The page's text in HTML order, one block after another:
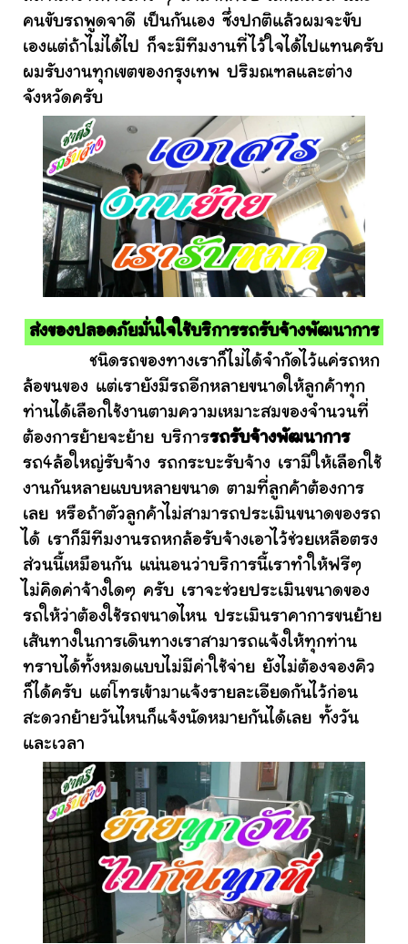
คนขับรถพูดจาดี เป็นกันเอง ซึ่งปกติแล้วผมจะขับ
เองแต่ถ้าไม่ได้ไป ก็จะมีทีมงานที่ไว้ใจได้ไปแทนครับ
ผมรับงานทุกเขตของกรุงเทพ ปริมณฑลและต่าง
จังหวัดครับ
ส่งของปลอดภัยมั่นใจใช้บริการรถรับจ้างพัฒนาการ
ชนิดรถของทางเราก็ไม่ได้จำกัดไว้แค่รถหก
ล้อขนของ แต่เรายังมีรถอีกหลายขนาดให้ลูกค้าทุก
ท่านได้เลือกใช้งานตามความเหมาะสมของจำนวนที่
ต้องการย้ายจะย้าย บริการรถรับจ้างพัฒนาการ
รถ4ล้อใหญ่รับจ้าง รถกระบะรับจ้าง เรามีให้เลือกใช้
งานกันหลายแบบหลายขนาด ตามที่ลูกค้าต้องการ
เลย หรือถ้าตัวลูกค้าไม่สามารถประเมินขนาดของรถ
ได้ เราก็มีทีมงานรถหกล้อรับจ้างเอาไว้ช่วยเหลือตรง
ส่วนนี้เหมือนกัน แน่นอนว่าบริการนี้เราทำให้ฟรีๆ
ไม่คิดค่าจ้างใดๆ ครับ เราจะช่วยประเมินขนาดของ
รถให้ว่าต้องใช้รถขนาดไหน ประเมินราคาการขนย้าย
เส้นทางในการเดินทางเราสามารถแจ้งให้ทุกท่าน
ทราบได้ทั้งหมดแบบไม่มีค่าใช้จ่าย ยังไม่ต้องจองคิว
ก็ได้ครับ แต่โทรเข้ามาแจ้งรายละเอียดกันไว้ก่อน
สะดวกย้ายวันไหนก็แจ้งนัดหมายกันได้เลย ทั้งวัน
และเวลา